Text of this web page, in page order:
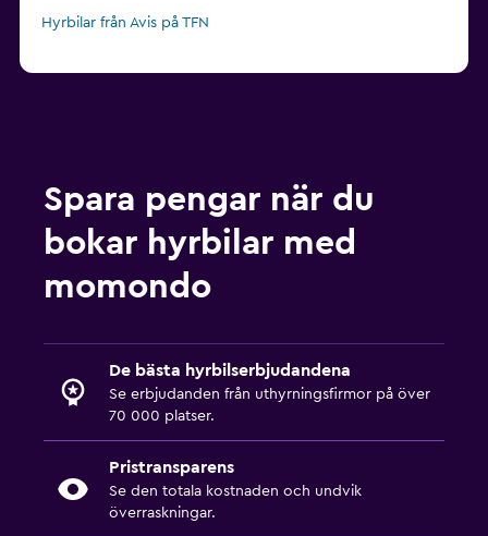
Hyrbilar från Avis på TFN
Spara pengar när du
bokar hyrbilar med
momondo
De bästa hyrbilserbjudandena
Se erbjudanden från uthyrningsfirmor på över
70 000 platser.
Pristransparens
Se den totala kostnaden och undvik
överraskningar.